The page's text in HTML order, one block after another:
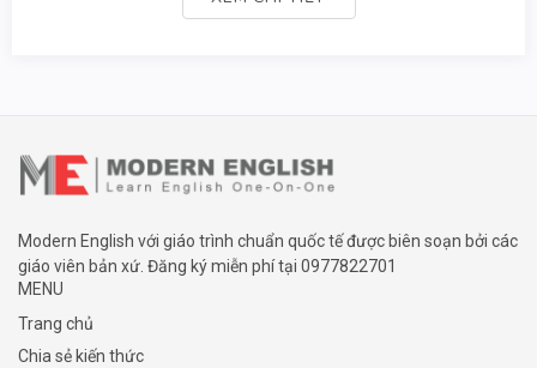
Modern English với giáo trình chuẩn quốc tế được biên soạn bởi các
giáo viên bản xứ. Đăng ký miễn phí tại 0977822701
MENU
Trang chủ
Chia sẻ kiến thức